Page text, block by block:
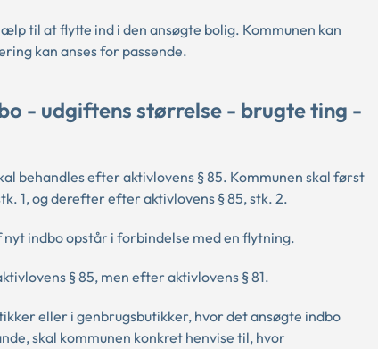
til at flytte ind i den ansøgte bolig. Kommunen kan
kan anses for passende.
- udgiftens størrelse - brugte ting -
behandles efter aktivlovens § 85. Kommunen skal først
1, og derefter efter aktivlovens § 85, stk. 2.
indbo opstår i forbindelse med en flytning.
§ 85, men efter aktivlovens § 81.
eller i genbrugsbutikker, hvor det ansøgte indbo
skal kommunen konkret henvise til, hvor